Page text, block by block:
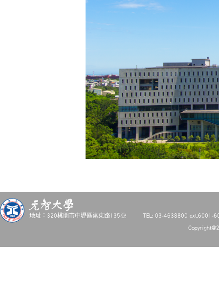
地址：320桃園市中壢區遠東路135號 TEL: 03-4638800 ext.6001-